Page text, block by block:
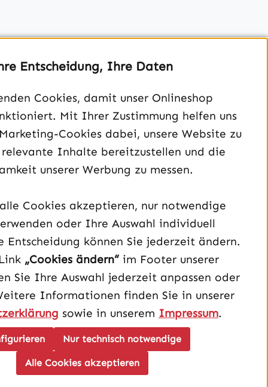
040 – 182 295 901
Mo-Fr, 08:00 - 16:00 Uhr
Vertrag widerrufen
Schau auf Instagram vorbei – öffnet in neuem Tab
Sieh dir unsere TikTok-Videos an – öffnet in neuem
Sieh dir unsere Videos auf YouTube an – öffnet
Infos
Entscheidung, Ihre Daten
Cookies, damit unser Onlineshop
Mit Ihrer Zustimmung helfen uns
Cookies dabei, unsere Website zu
relevante Inhalte bereitzustellen und die
unserer Werbung zu messen.
Cookies akzeptieren, nur notwendige
oder Ihre Auswahl individuell
Entscheidung können Sie jederzeit ändern.
„Cookies ändern“im Footer unserer
Sie Ihre Auswahl jederzeit anpassen oder
Informationen finden Sie in unserer
sowie in unserem Impressum.
Nur technisch notwendige
Alle Cookies akzeptieren